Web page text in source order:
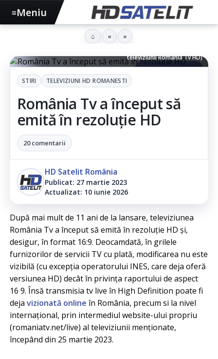
Televiziunea România Tv emite în HD - Imagine decorativă
televiziunii România Tv HD)
▶ Ascultă articolul
STIRI TELEVIZIUNI HD ROMANESTI
România Tv a început să
emită în rezoluție HD
20 comentarii
HD Satelit România
Publicat: 27 martie 2023
Actualizat: 10 iunie 2026
După mai mult de 11 ani de la lansare, televiziunea
România Tv a început să emită în rezoluție HD și,
desigur, în format 16:9. Deocamdată, în grilele
furnizorilor de servicii TV cu plată, modificarea nu este
vizibilă (cu excepția operatorului INES, care deja oferă
versiunea HD) decât în privința raportului de aspect
16 9. Însă transmisia tv live în High Definition poate fi
deja vizionată online în România, precum si la nivel
internațional, prin intermediul website-ului propriu
(romaniatv.net/live) al televiziunii menționate,
începând din 25 martie 2023.
≡Meniu
⌂ « »